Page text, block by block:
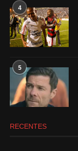
4
5
RECENTES